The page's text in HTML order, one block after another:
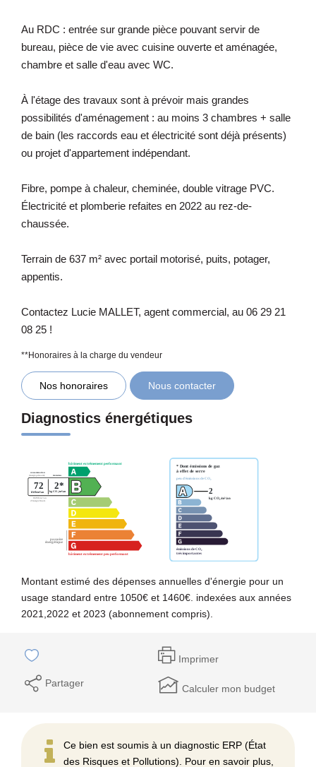
Au RDC : entrée sur grande pièce pouvant servir de
bureau, pièce de vie avec cuisine ouverte et aménagée,
chambre et salle d'eau avec WC.
À l'étage des travaux sont à prévoir mais grandes
possibilités d'aménagement : au moins 3 chambres + salle
de bain (les raccords eau et électricité sont déjà présents)
ou projet d'appartement indépendant.
Fibre, pompe à chaleur, cheminée, double vitrage PVC.
Électricité et plomberie refaites en 2022 au rez-de-
chaussée.
Terrain de 637 m² avec portail motorisé, puits, potager,
appentis.
Contactez Lucie MALLET, agent commercial, au 06 29 21
08 25 !
**Honoraires à la charge du vendeur
Nos honoraires Nous contacter
Diagnostics énergétiques
Montant estimé des dépenses annuelles d'énergie pour un
usage standard entre 1050€ et 1460€. indexées aux années
2021,2022 et 2023 (abonnement compris).
Imprimer
Partager Calculer mon budget
Ce bien est soumis à un diagnostic ERP (État
des Risques et Pollutions). Pour en savoir plus,